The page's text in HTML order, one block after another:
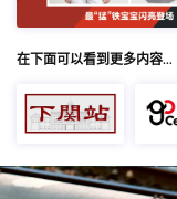
在下面可以看到更多内容…